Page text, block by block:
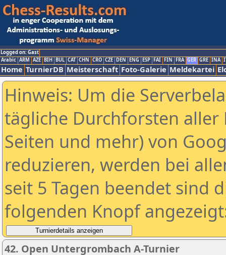
Logged on: Gast
Arabic ARM AZE BIH BUL CAT CHN CRO CZE DEN ENG ESP FAI FIN FRA GER GRE INA
Home TurnierDB Meisterschaft Foto-Galerie Meldekartei
Hinweis: Um die
tägliche Durchforsten aller
Seiten und mehr) von
reduzieren, werden bei
seit 5 Tagen beendet sind
folgenden Knopf
42. Open Untergrombach A-Turnier